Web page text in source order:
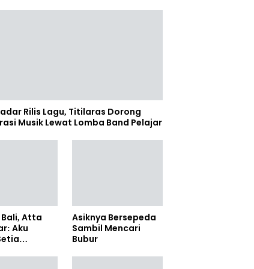
Rilis Lagu, Titilaras Dorong
Musik Lewat Lomba Band Pelajar
Atta
Aku
Asiknya Bersepeda
Sambil Mencari
Bubur